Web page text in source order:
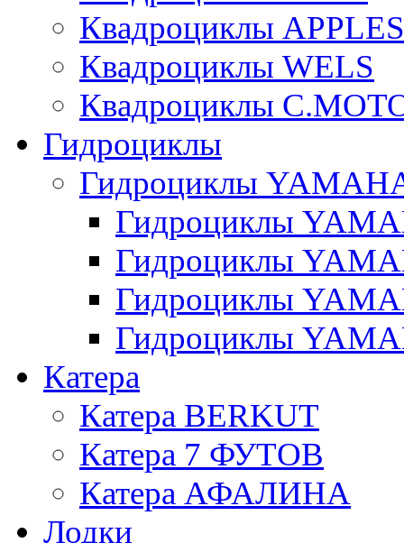
Квадроциклы
Квадроциклы WELS
Квадроциклы
Гидроциклы
Гидроциклы
Гидроциклы
Гидроциклы
Гидроциклы
Гидроциклы
Катера
Катера BERKUT
Катера 7 ФУТОВ
Катера АФАЛИНА
Лодки